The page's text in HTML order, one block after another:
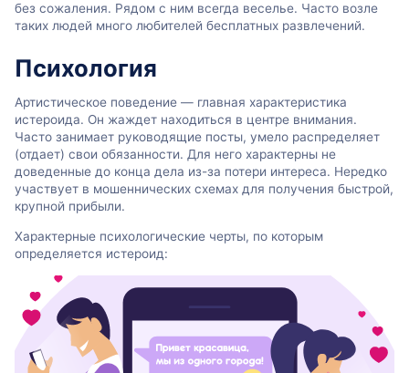
без сожаления. Рядом с ним всегда веселье. Часто возле
таких людей много любителей бесплатных развлечений.
Психология
Артистическое поведение — главная характеристика
истероида. Он жаждет находиться в центре внимания.
Часто занимает руководящие посты, умело распределяет
(отдает) свои обязанности. Для него характерны не
доведенные до конца дела из-за потери интереса. Нередко
участвует в мошеннических схемах для получения быстрой,
крупной прибыли.
Характерные психологические черты, по которым
определяется истероид: